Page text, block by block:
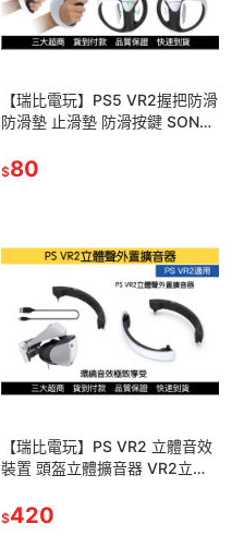
【瑞比電玩】PS5 VR2握把防滑
防滑墊 止滑墊 防滑按鍵 SONY
$80
【瑞比電玩】PS VR2 立體音效
裝置 頭盔立體擴音器 VR2立體
$420